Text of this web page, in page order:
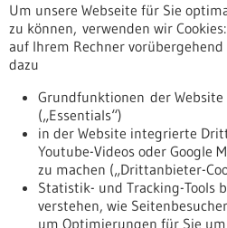
info(at)medicut.de
www.medicut.de
Zurück zur Ergebnisliste
Nach oben
Um unsere Webseite für Sie
zu können, verwenden wir
auf Ihrem Rechner
dazu
Grundfunktionen der
(„Essentials“)
in der Website integrierte
Youtube-Videos oder Google
zu machen („Drittanbieter-
Statistik- und Tracking-Tools
verstehen, wie
um Optimierungen für Sie